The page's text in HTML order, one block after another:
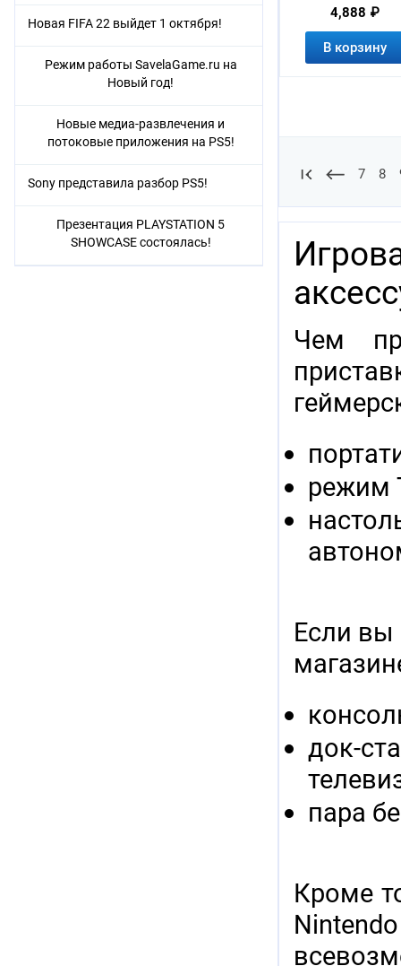
4,888 ₽
В корзину
7 8
Чем
режим
Если вы
док-
пара
Кроме
Новая FIFA 22 выйдет 1 октября!
Режим работы SavelaGame.ru на
Новый год!
Новые медиа-развлечения и
потоковые приложения на PS5!
Sony представила разбор PS5!
Презентация PLAYSTATION 5
SHOWCASE состоялась!